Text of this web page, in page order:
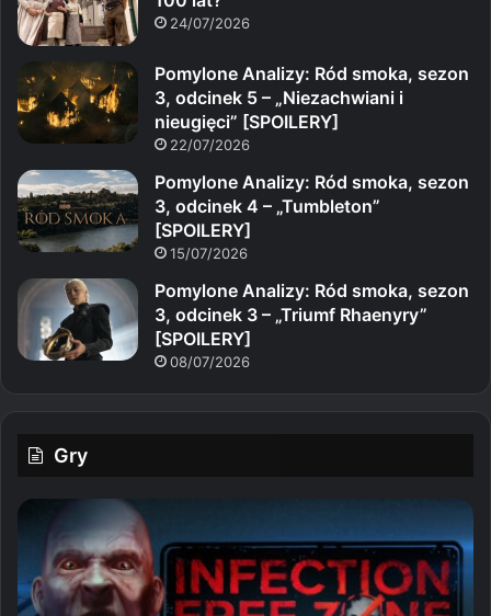
24/07/2026
Pomylone Analizy: Ród smoka, sezon
3, odcinek 5 – „Niezachwiani i
nieugięci” [SPOILERY]
22/07/2026
Pomylone Analizy: Ród smoka, sezon
3, odcinek 4 – „Tumbleton”
[SPOILERY]
15/07/2026
Pomylone Analizy: Ród smoka, sezon
3, odcinek 3 – „Triumf Rhaenyry”
[SPOILERY]
08/07/2026
Gry